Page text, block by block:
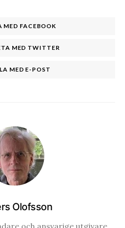
MED FACEBOOK
MED TWITTER
MED E-POST
Olofsson
och ansvarige utgivare.